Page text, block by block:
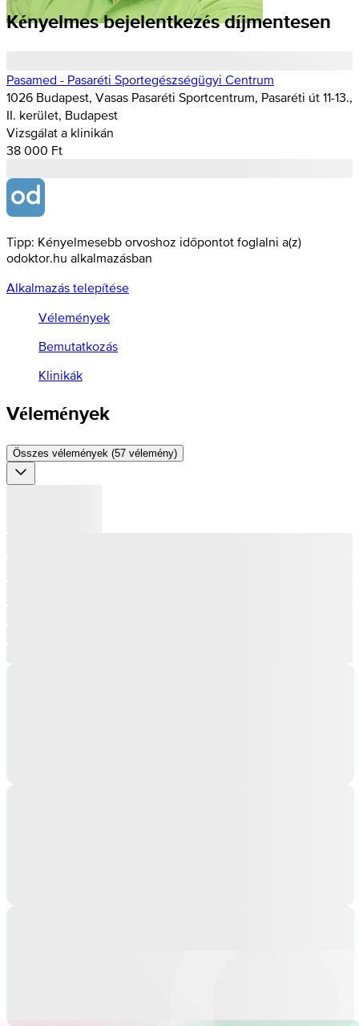
Kényelmes bejelentkezés díjmentesen
Pasamed - Pasaréti Sportegészségügyi Centrum
1026 Budapest, Vasas Pasaréti Sportcentrum, Pasaréti út 11-13.,
II. kerület, Budapest
Vizsgálat a klinikán
38 000 Ft
Tipp: Kényelmesebb orvoshoz időpontot foglalni a(z)
odoktor.hu alkalmazásban
Alkalmazás telepítése
Vélemények
Bemutatkozás
Klinikák
Vélemények
Összes vélemények (57 vélemény)